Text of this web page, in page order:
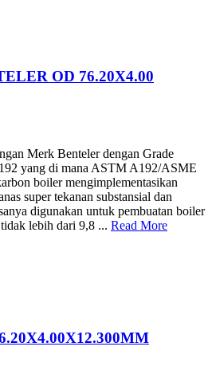
OD 76.20X4.00
Merk Benteler dengan Grade
yang di mana ASTM A192/ASME
boiler mengimplementasikan
super tekanan substansial dan
digunakan untuk pembuatan boiler
lebih dari 9,8 ... Read More